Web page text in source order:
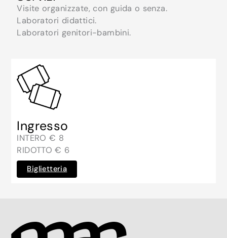
Visite organizzate, con guida o senza.
Laboratori didattici.
Laboratori genitori-bambini.
Ingresso
INTERO € 8
RIDOTTO € 6
Biglietteria